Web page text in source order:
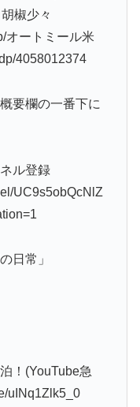
椒少々
オートミール米
4058012374
要欄の一番下に
ル登録
UC9s5obQcNlZ
日常」
！(YouTube急
uINq1Zlk5_0